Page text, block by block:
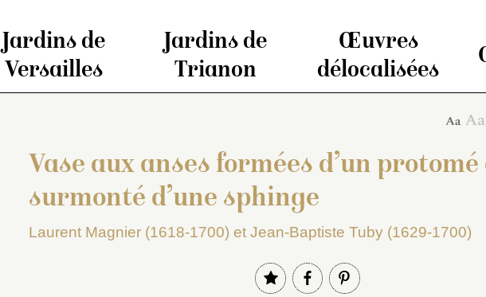
Jardins de
Versailles
Jardins de
Trianon
Œuvres
délocalisées
Vase aux anses formées d’un
surmonté d’une sphinge
Laurent Magnier (1618-1700) et Jean-Baptiste Tuby (1629-1700)